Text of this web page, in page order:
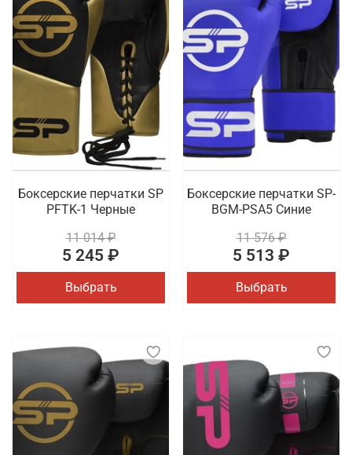
Боксерские перчатки SP
PFTK-1 Черные
11 014 ₽
5 245 ₽
Выбрать
Боксерские перчатки SP-
BGM-PSA5 Синие
11 576 ₽
5 513 ₽
Выбрать